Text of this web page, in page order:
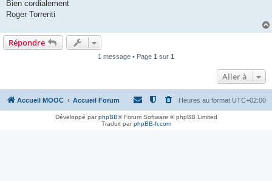
Bien cordialement
Roger Torrenti
Répondre
1 message • Page 1 sur 1
Aller à
Accueil MOOC Accueil Forum Heures au format UTC+02:00
Développé parphpBB® Forum Software © phpBB Limited
Traduit parphpBB-fr.com